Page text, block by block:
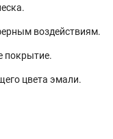
воздействиям.
покрытие.
цвета эмали.